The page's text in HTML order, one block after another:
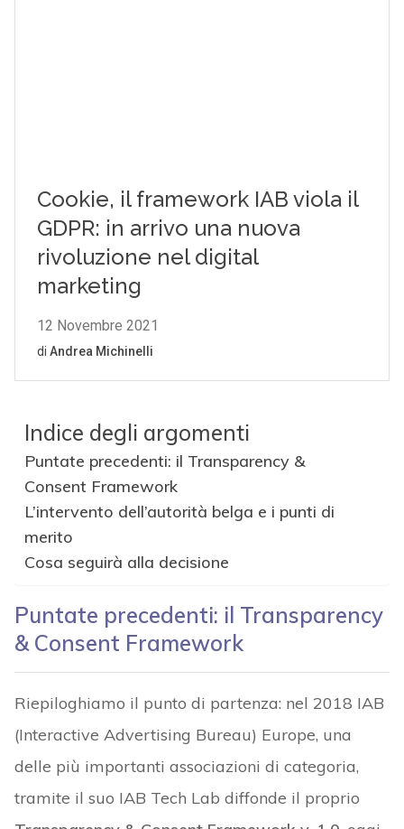
Indice degli argomenti
Puntate precedenti: il Transparency &
Consent Framework
L’intervento dell’autorità belga e i punti di
merito
Cosa seguirà alla decisione
Puntate precedenti: il Transparency
& Consent Framework
Riepiloghiamo il punto di partenza: nel 2018 IAB
(Interactive Advertising Bureau) Europe, una
delle più importanti associazioni di categoria,
tramite il suo IAB Tech Lab diffonde il proprio